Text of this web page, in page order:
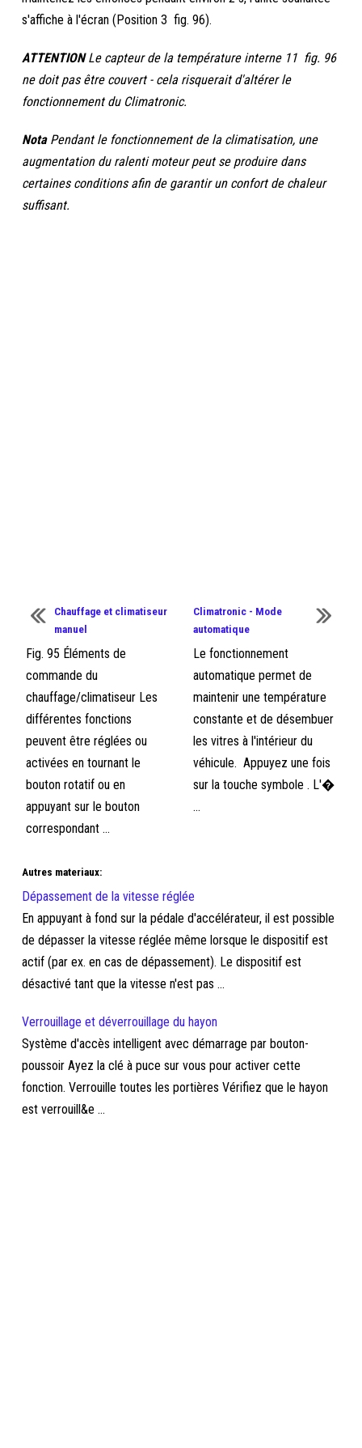
s'affiche à l'écran (Position 3 fig. 96).
ATTENTIONLe capteur de la température interne 11 fig. 96
ne doit pas être couvert - cela risquerait d'altérer le
fonctionnement du Climatronic.
NotaPendant le fonctionnement de la climatisation, une
augmentation du ralenti moteur peut se produire dans
certaines conditions afin de garantir un confort de chaleur
suffisant.
Chauffage et climatiseur
manuel
Fig. 95 Éléments de
commande du
chauffage/climatiseur Les
différentes fonctions
peuvent être réglées ou
activées en tournant le
bouton rotatif ou en
appuyant sur le bouton
correspondant ...
Climatronic - Mode
automatique
Le fonctionnement
automatique permet de
maintenir une température
constante et de désembuer
les vitres à l'intérieur du
véhicule. Appuyez une fois
sur la touche symbole . L'�
...
Autres materiaux:
Dépassement de la vitesse réglée
En appuyant à fond sur la pédale d'accélérateur, il est possible
de dépasser la vitesse réglée même lorsque le dispositif est
actif (par ex. en cas de dépassement). Le dispositif est
désactivé tant que la vitesse n'est pas ...
Verrouillage et déverrouillage du hayon
Système d'accès intelligent avec démarrage par bouton-
poussoir Ayez la clé à puce sur vous pour activer cette
fonction. Verrouille toutes les portières Vérifiez que le hayon
est verrouill&e ...